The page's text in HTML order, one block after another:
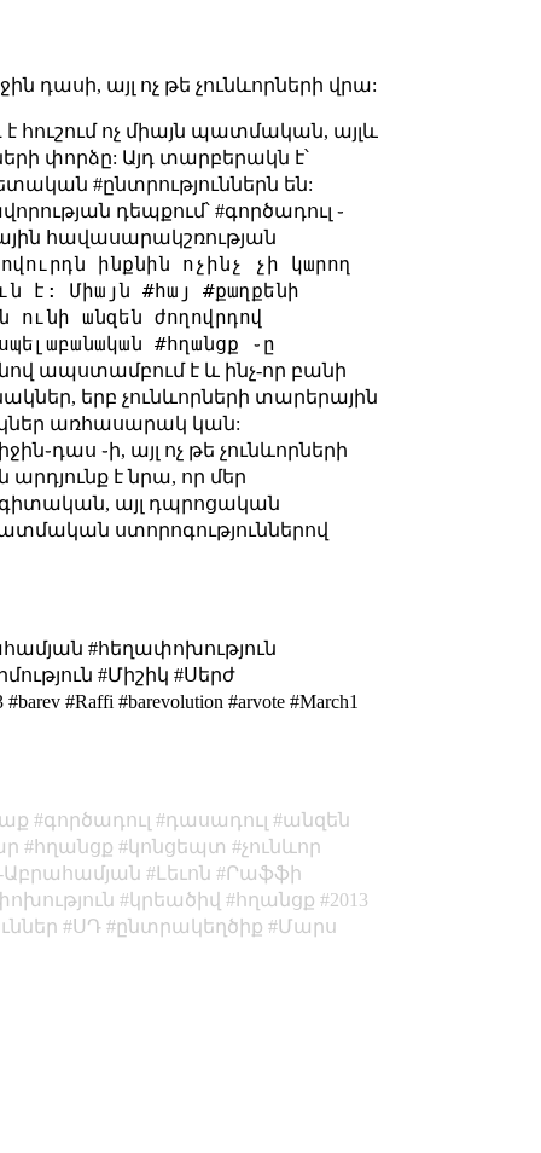
դասի, այլ ոչ թե չունևորների վրա:
հուշում ոչ միայն պատմական, այլև
փորձը: Այդ տարբերակն է՝
#ընտրություններն են:
դեպքում՝ #գործադուլ ֊
հավասարակշռության
ինքնին ոչինչ չի կարող
է: Միայն #հայ #քաղքենի
ունի անզեն ժողովրդով
#հղանցք ֊ը
ապստամբում է և ինչ-որ բանի
երբ չունևորների տարերային
առհասարակ կան:
֊ի, այլ ոչ թե չունևորների
է նրա, որ մեր
այլ դպրոցական
ստորոգություններով
#հեղափոխություն
#Միշիկ #Սերժ
#Raffi #barevolution #arvote #March1
գործադուլ դասադուլ
անզեն
հղանցք կոնցեպտ
չունևոր
Լեւոն
Րաֆֆի
կրեածիվ հղանցք
2013
ՍԴ ընտրակեղծիք
Մարս